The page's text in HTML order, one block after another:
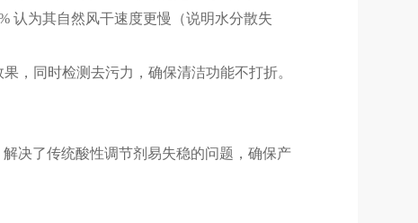
认为其自然风干速度更慢（说明水分散失
，同时检测去污力，确保清洁功能不打折。
决了传统酸性调节剂易失稳的问题，确保产